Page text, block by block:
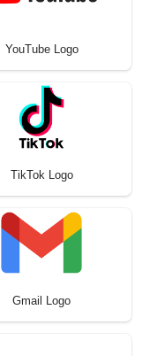
YouTube Logo
TikTok Logo
Gmail Logo